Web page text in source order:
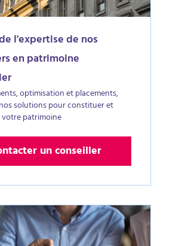
l'expertise de nos
en patrimoine
optimisation et placements,
solutions pour constituer et
patrimoine
un conseiller